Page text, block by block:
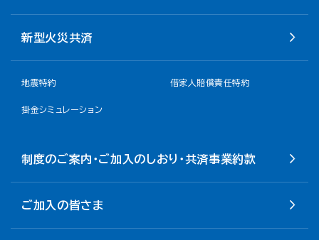
新型火災共済
地震特約 借家人賠償責任特約
掛金シミュレーション
制度のご案内・ご加入のしおり・共済事業約款
ご加入の皆さま